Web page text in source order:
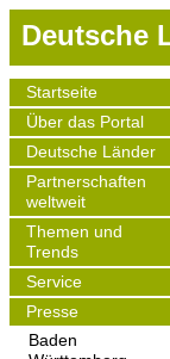
r
Deutsche
Main
navigation
Startseite
Über das Portal
Deutsche Länder
Partnerschaften
weltweit
Themen und
Trends
Service
Presse
Baden